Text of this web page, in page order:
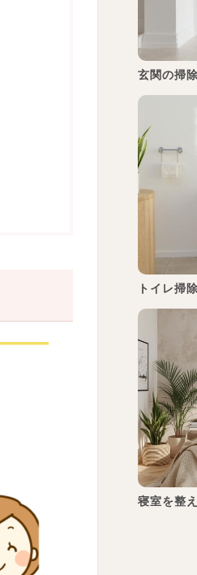
玄関の掃
トイレ掃
寝室を整